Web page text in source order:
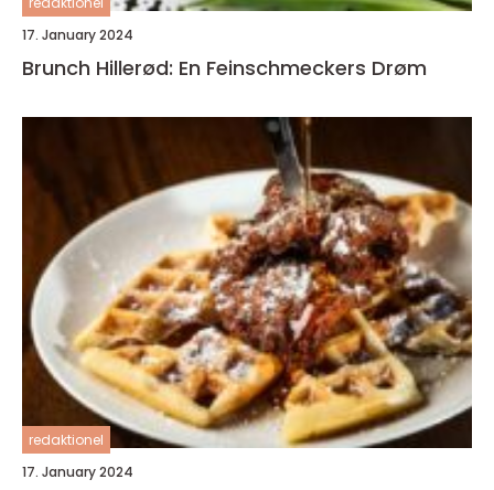
17. January 2024
Brunch Hillerød: En Feinschmeckers Drøm
redaktionel
17. January 2024